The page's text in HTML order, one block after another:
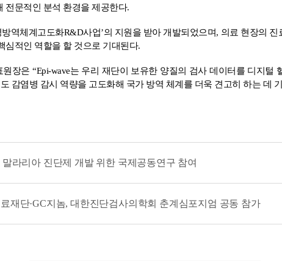
전문적인 분석 환경을 제공한다.
역체계고도화R&D사업’의 지원을 받아 개발되었으며, 의료 현장의
심적인 역할을 할 것으로 기대된다.
장은 “Epi-wave는 우리 재단이 보유한 양질의 검사 데이터를 디지털
감염병 감시 역량을 고도화해 국가 방역 체계를 더욱 견고히 하는 데
라리아 진단제 개발 위한 국제공동연구 참여
재단·GC지놈, 대한진단검사의학회 춘계심포지엄 공동 참가